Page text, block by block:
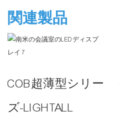
関連製品
COB超薄型シリー
ズ-LIGHTALL